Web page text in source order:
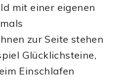
mit einer eigenen
zur Seite stehen
Glücklichsteine,
Einschlafen